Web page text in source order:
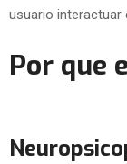
usuario interactuar
Por que